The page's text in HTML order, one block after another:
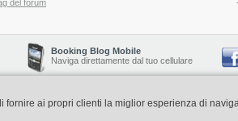
del forum -
Booking Blog Mobile
Naviga direttamente dal tuo cellulare
2026 QNT S.r.l. Socio Unico -www.qnt.it-Booking Blog
ai propri clienti la miglior esperienza di